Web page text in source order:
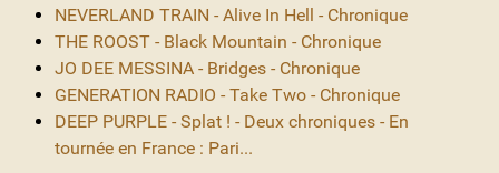
NEVERLAND TRAIN - Alive In Hell - Chronique
THE ROOST - Black Mountain - Chronique
JO DEE MESSINA - Bridges - Chronique
GENERATION RADIO - Take Two - Chronique
DEEP PURPLE - Splat ! - Deux chroniques - En
tournée en France : Pari...